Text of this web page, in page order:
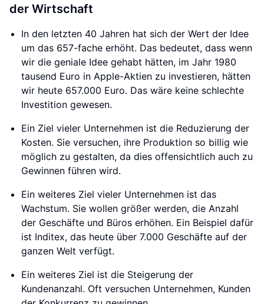
der Wirtschaft
In den letzten 40 Jahren hat sich der Wert der Idee
um das 657-fache erhöht. Das bedeutet, dass wenn
wir die geniale Idee gehabt hätten, im Jahr 1980
tausend Euro in Apple-Aktien zu investieren, hätten
wir heute 657.000 Euro. Das wäre keine schlechte
Investition gewesen.
Ein Ziel vieler Unternehmen ist die Reduzierung der
Kosten. Sie versuchen, ihre Produktion so billig wie
möglich zu gestalten, da dies offensichtlich auch zu
Gewinnen führen wird.
Ein weiteres Ziel vieler Unternehmen ist das
Wachstum. Sie wollen größer werden, die Anzahl
der Geschäfte und Büros erhöhen. Ein Beispiel dafür
ist Inditex, das heute über 7.000 Geschäfte auf der
ganzen Welt verfügt.
Ein weiteres Ziel ist die Steigerung der
Kundenanzahl. Oft versuchen Unternehmen, Kunden